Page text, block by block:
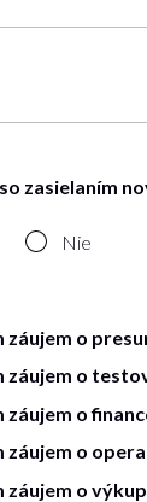
zasielaním
Nie
záujem o
záujem o
záujem o
záujem o
záujem o